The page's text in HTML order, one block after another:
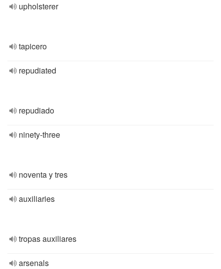
upholsterer
tapicero
repudiated
repudiado
ninety-three
noventa y tres
auxiliaries
tropas auxiliares
arsenals